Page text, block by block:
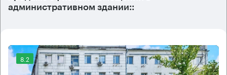
административном здании::
8.2